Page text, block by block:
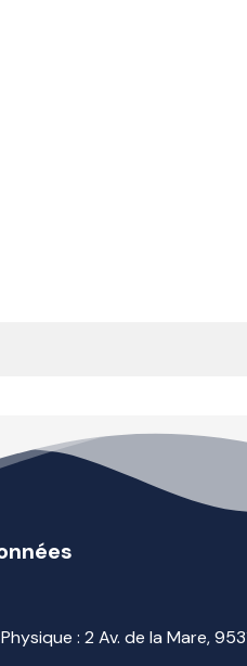
: 2 Av. de la Mare,